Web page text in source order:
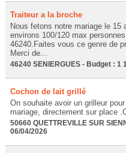
Traiteur a la broche
Nous fetons notre mariage le 15
environs 100/120 max
46240.Faites vous ce genre de
Merci de...
46240 SENIERGUES - Budget : 1
Cochon de lait grillé
On souhaite avoir un grilleur
mariage, directement sur place
50660 QUETTREVILLE SUR
06/04/2026